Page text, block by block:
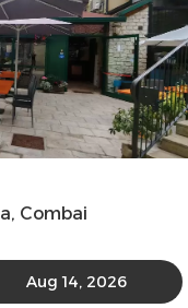
Combai
Aug 14, 2026